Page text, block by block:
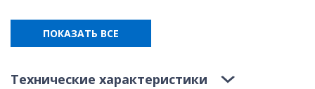
ПОКАЗАТЬ ВСЕ
Технические характеристики